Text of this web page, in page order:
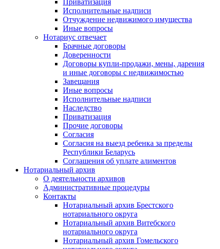
Приватизация
Исполнительные надписи
Отчуждение недвижимого имущества
Иные вопросы
Нотариус отвечает
Брачные договоры
Доверенности
Договоры купли-продажи, мены, дарения
и иные договоры с недвижимостью
Завещания
Иные вопросы
Исполнительные надписи
Наследство
Приватизация
Прочие договоры
Согласия
Согласия на выезд ребенка за пределы
Республики Беларусь
Соглашения об уплате алиментов
Нотариальный архив
О деятельности архивов
Административные процедуры
Контакты
Нотариальный архив Брестского
нотариального округа
Нотариальный архив Витебского
нотариального округа
Нотариальный архив Гомельского